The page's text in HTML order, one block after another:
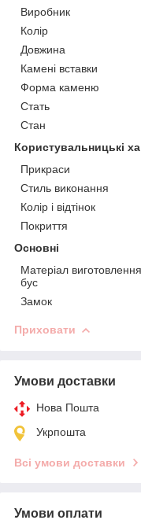
Виробник
Колір
Довжина
Камені вставки
Форма каменю
Стать
Стан
Користувальницькі
Прикраси
Стиль виконання
Колір і відтінок
Покриття
Основні
Матеріал виготовлення
бус
Замок
Приховати
Умови доставки
Нова Пошта
Укрпошта
Всі умови доставки
Умови оплати